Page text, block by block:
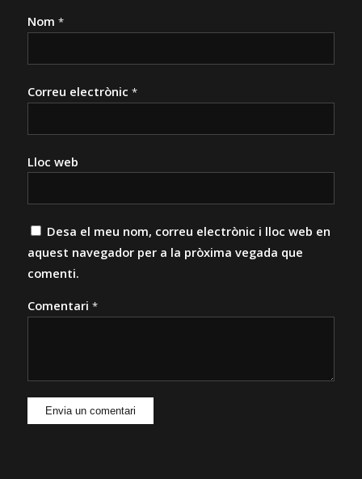
Nom *
Correu electrònic *
Lloc web
Desa el meu nom, correu electrònic i lloc web en
aquest navegador per a la pròxima vegada que
comenti.
Comentari *